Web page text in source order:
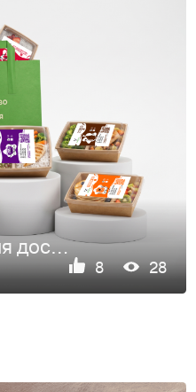
Серия этикеток для доставки рационов здорового питания
8 28